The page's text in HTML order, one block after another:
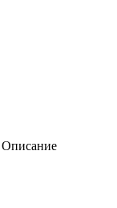
Описание